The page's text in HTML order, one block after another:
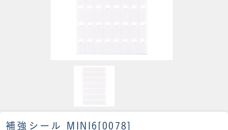
補強シール MINI6[0078]